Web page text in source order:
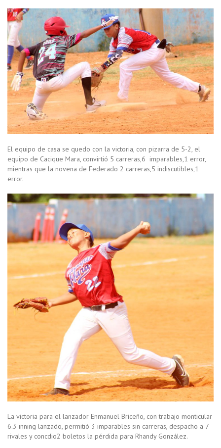
El equipo de casa se quedo con la victoria, con pizarra de 5-2, el
equipo de Cacique Mara, convirtió 5 carreras,6 imparables,1 error,
mientras que la novena de Federado 2 carreras,5 indiscutibles,1
error.
La victoria para el lanzador Enmanuel Briceño, con trabajo monticular
6.3 inning lanzado, permitió 3 imparables sin carreras, despacho a 7
rivales y concdio2 boletos la pérdida para Rhandy González.